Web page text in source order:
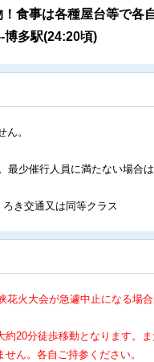
食事は各種屋台等で
博多駅(24:20頃)
。
少催行人員に満たない場合
き交通又は同等クラス
火大会が急遽中止になる場
20分徒歩移動となります。
ん。各自ご持参ください。